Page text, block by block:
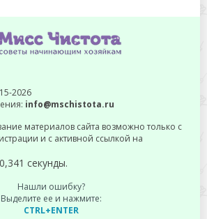
2026
info@mschistota.ru
материалов сайта возможно только с
и с активной ссылкой на
секунды.
Нашли ошибку?
Выделите ее и нажмите:
CTRL+ENTER